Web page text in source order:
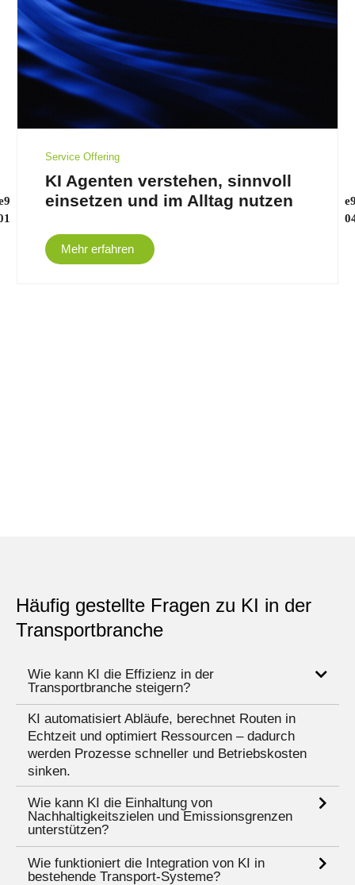
Service Offering
KI Agenten verstehen, sinnvoll
einsetzen und im Alltag nutzen
Mehr erfahren
Häufig gestellte Fragen zu KI in der
Transportbranche
Wie kann KI die Effizienz in der
Transportbranche steigern?
KI automatisiert Abläufe, berechnet Routen in
Echtzeit und optimiert Ressourcen – dadurch
werden Prozesse schneller und Betriebskosten
sinken.
Wie kann KI die Einhaltung von
Nachhaltigkeitszielen und Emissionsgrenzen
unterstützen?
Wie funktioniert die Integration von KI in
bestehende Transport-Systeme?